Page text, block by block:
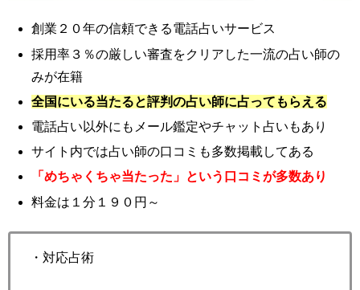
創業２０年の信頼できる電話占いサービス
採用率３％の厳しい審査をクリアした一流の占い師の
みが在籍
全国にいる当たると評判の占い師に占ってもらえる
電話占い以外にもメール鑑定やチャット占いもあり
サイト内では占い師の口コミも多数掲載してある
「めちゃくちゃ当たった」という口コミが多数あり
料金は１分１９０円～
・対応占術